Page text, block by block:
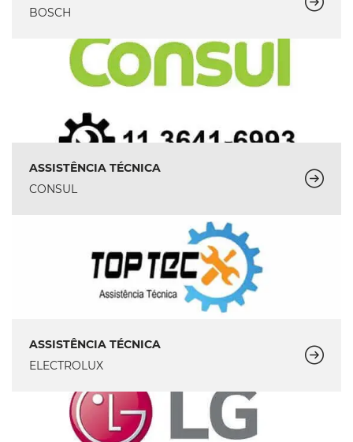
BOSCH
ASSISTÊNCIA TÉCNICA
CONSUL
ASSISTÊNCIA TÉCNICA
ELECTROLUX